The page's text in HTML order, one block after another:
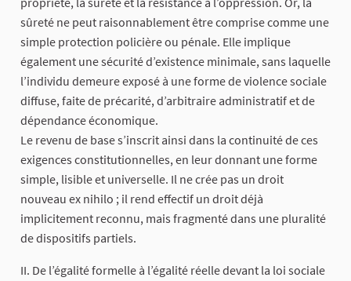
sûreté ne peut raisonnablement être comprise comme une
simple protection policière ou pénale. Elle implique
également une sécurité d’existence minimale, sans laquelle
l’individu demeure exposé à une forme de violence sociale
diffuse, faite de précarité, d’arbitraire administratif et de
dépendance économique.
Le revenu de base s’inscrit ainsi dans la continuité de ces
exigences constitutionnelles, en leur donnant une forme
simple, lisible et universelle. Il ne crée pas un droit
nouveau ex nihilo ; il rend effectif un droit déjà
implicitement reconnu, mais fragmenté dans une pluralité
de dispositifs partiels.
II. De l’égalité formelle à l’égalité réelle devant la loi sociale